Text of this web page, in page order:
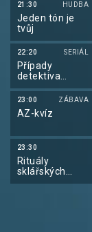
21:30 HUDBA
Jeden tón je
tvůj
22:20 SERIÁL
Případy
detektiva
Murdocha XVI
23:00 ZÁBAVA
AZ-kvíz
23:30
Rituály
sklářských
mistrů